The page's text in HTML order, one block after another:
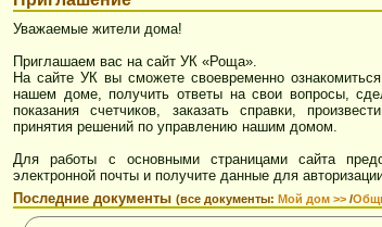
Приглашение
Уважаемые жители дома!
Приглашаем вас на сайт УК «Роща».
На сайте УК вы сможете своевременно
нашем доме, получить ответы на свои вопросы,
показания счетчиков, заказать справки,
принятия решений по управлению нашим домом.